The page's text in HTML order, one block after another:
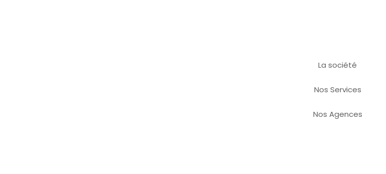
La société
Nos Services
Nos Agences